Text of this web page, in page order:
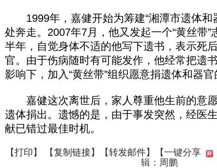
1999年，嘉健开始为筹建“湘潭市遗体和
处奔走。2007年7月，他又发起一个“黄丝带
半年，自觉身体不适的他写下遗书，表示死
官。由于伤病随时有可能发作，他经常把遗
影响下，加入“黄丝带”组织愿意捐遗体和器
嘉健这次离世后，家人尊重他生前的意
遗体捐出。遗憾的是，由于事发突然，经医
献已错过最佳时机。
【打印】 【复制链接】【转发邮件】
【一键分享
辑：周鹏